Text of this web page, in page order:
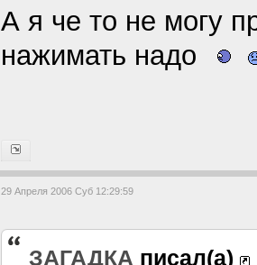
А я че то не могу
нажимать надо
29 Апреля 2006 Суб 12:29:59
ЗАГАДКА писал(а)